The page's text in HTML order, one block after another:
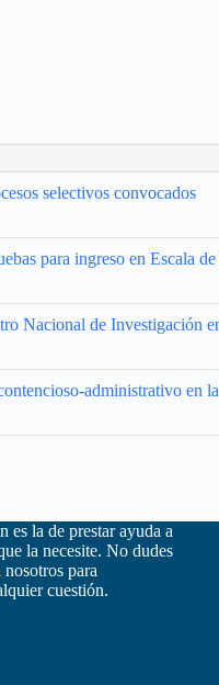
selectivos convocados
para ingreso en Escala
Nacional de Investigación
administrativo en
es la de prestar ayuda a
la necesite. No dudes
para
cuestión.